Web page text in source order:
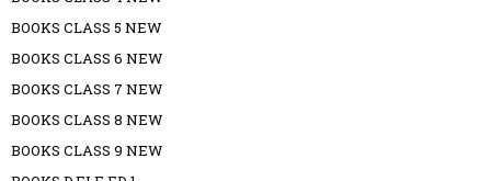
BOOKS CLASS 5 NEW
BOOKS CLASS 6 NEW
BOOKS CLASS 7 NEW
BOOKS CLASS 8 NEW
BOOKS CLASS 9 NEW